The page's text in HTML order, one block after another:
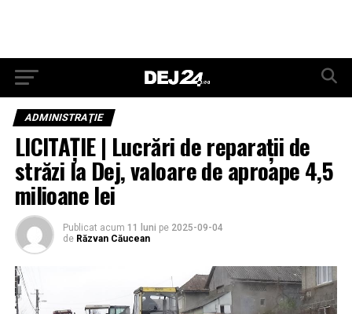
ADMINISTRAŢIE
LICITAȚIE | Lucrări de reparații de
străzi la Dej, valoare de aproape 4,5
milioane lei
Publicat acum 11 luni pe 2025-09-04
de Răzvan Căucean